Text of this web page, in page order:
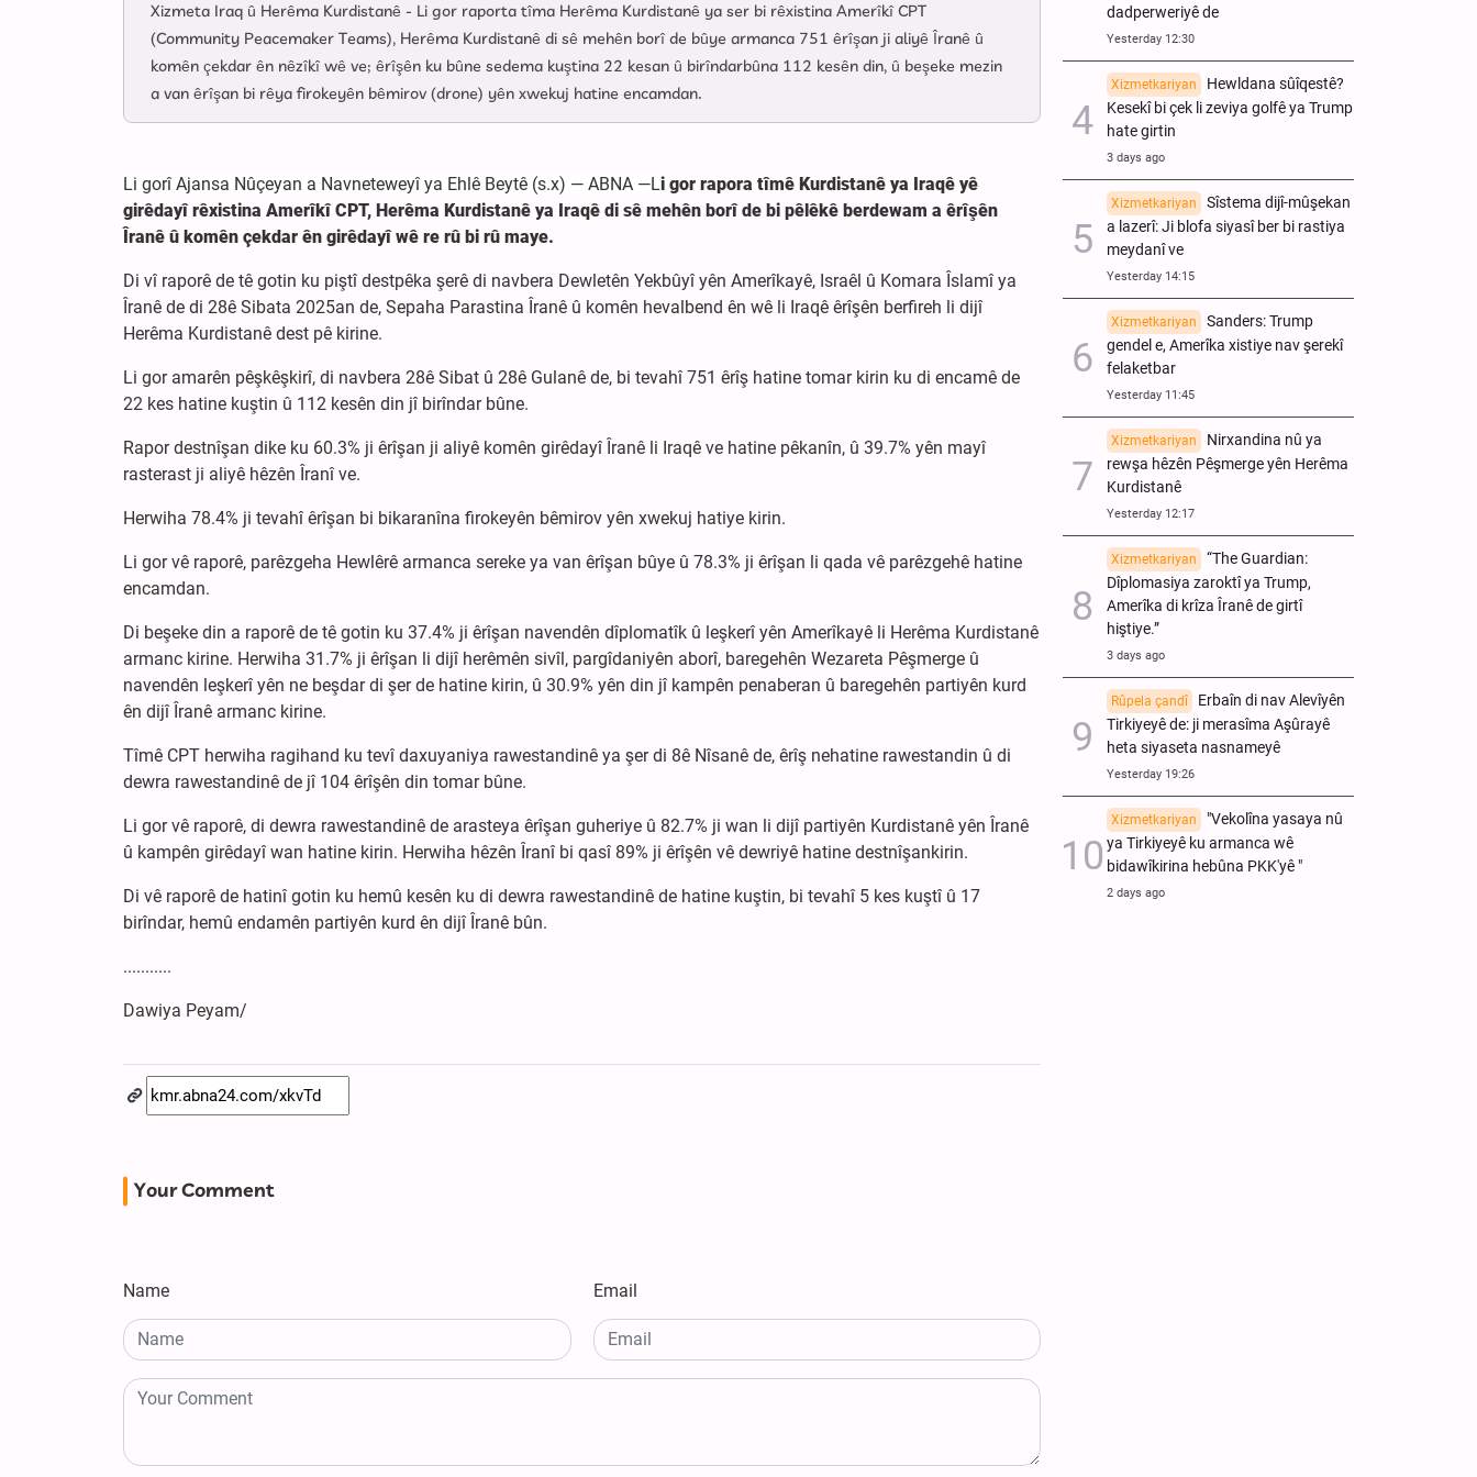
Xizmeta Iraq û Herêma Kurdistanê - Li gor raporta tîma Herêma Kurdistanê ya ser bi rêxistina Amerîkî CPT
(Community Peacemaker Teams), Herêma Kurdistanê di sê mehên borî de bûye armanca 751 êrîşan ji aliyê Îranê û
komên çekdar ên nêzîkî wê ve; êrîşên ku bûne sedema kuştina 22 kesan û birîndarbûna 112 kesên din, û beşeke mezin
a van êrîşan bi rêya firokeyên bêmirov (drone) yên xwekuj hatine encamdan.
Li gorî Ajansa Nûçeyan a Navneteweyî ya Ehlê Beytê (s.x) — ABNA —Li gor rapora tîmê Kurdistanê ya Iraqê yê
girêdayî rêxistina Amerîkî CPT, Herêma Kurdistanê ya Iraqê di sê mehên borî de bi pêlêkê berdewam a êrîşên
Îranê û komên çekdar ên girêdayî wê re rû bi rû maye.
Di vî raporê de tê gotin ku piştî destpêka şerê di navbera Dewletên Yekbûyî yên Amerîkayê, Israêl û Komara Îslamî ya
Îranê de di 28ê Sibata 2025an de, Sepaha Parastina Îranê û komên hevalbend ên wê li Iraqê êrîşên berfireh li dijî
Herêma Kurdistanê dest pê kirine.
Li gor amarên pêşkêşkirî, di navbera 28ê Sibat û 28ê Gulanê de, bi tevahî 751 êrîş hatine tomar kirin ku di encamê de
22 kes hatine kuştin û 112 kesên din jî birîndar bûne.
Rapor destnîşan dike ku 60.3% ji êrîşan ji aliyê komên girêdayî Îranê li Iraqê ve hatine pêkanîn, û 39.7% yên mayî
rasterast ji aliyê hêzên Îranî ve.
Herwiha 78.4% ji tevahî êrîşan bi bikaranîna firokeyên bêmirov yên xwekuj hatiye kirin.
Li gor vê raporê, parêzgeha Hewlêrê armanca sereke ya van êrîşan bûye û 78.3% ji êrîşan li qada vê parêzgehê hatine
encamdan.
Di beşeke din a raporê de tê gotin ku 37.4% ji êrîşan navendên dîplomatîk û leşkerî yên Amerîkayê li Herêma Kurdistanê
armanc kirine. Herwiha 31.7% ji êrîşan li dijî herêmên sivîl, pargîdaniyên aborî, baregehên Wezareta Pêşmerge û
navendên leşkerî yên ne beşdar di şer de hatine kirin, û 30.9% yên din jî kampên penaberan û baregehên partiyên kurd
ên dijî Îranê armanc kirine.
Tîmê CPT herwiha ragihand ku tevî daxuyaniya rawestandinê ya şer di 8ê Nîsanê de, êrîş nehatine rawestandin û di
dewra rawestandinê de jî 104 êrîşên din tomar bûne.
Li gor vê raporê, di dewra rawestandinê de arasteya êrîşan guheriye û 82.7% ji wan li dijî partiyên Kurdistanê yên Îranê
û kampên girêdayî wan hatine kirin. Herwiha hêzên Îranî bi qasî 89% ji êrîşên vê dewriyê hatine destnîşankirin.
Di vê raporê de hatinî gotin ku hemû kesên ku di dewra rawestandinê de hatine kuştin, bi tevahî 5 kes kuştî û 17
birîndar, hemû endamên partiyên kurd ên dijî Îranê bûn.
...........
Dawiya Peyam/
Your Comment
Name Email
dadperweriyê de
Yesterday 12:30
Xizmetkariyan
Hewldana sûîqestê?
Kesekî bi çek li zeviya golfê ya Trump
hate girtin
3 days ago
Xizmetkariyan
Sîstema dijî-mûşekan
a lazerî: Ji blofa siyasî ber bi rastiya
meydanî ve
Yesterday 14:15
Xizmetkariyan
Sanders: Trump
gendel e, Amerîka xistiye nav şerekî
felaketbar
Yesterday 11:45
Xizmetkariyan
Nirxandina nû ya
rewşa hêzên Pêşmerge yên Herêma
Kurdistanê
Yesterday 12:17
Xizmetkariyan
“The Guardian:
Dîplomasiya zaroktî ya Trump,
Amerîka di krîza Îranê de girtî
hiştiye.”
3 days ago
Rûpela çandî
Erbaîn di nav Alevîyên
Tirkiyeyê de: ji merasîma Aşûrayê
heta siyaseta nasnameyê
Yesterday 19:26
Xizmetkariyan
"Vekolîna yasaya nû
ya Tirkiyeyê ku armanca wê
bidawîkirina hebûna PKK'yê "
2 days ago